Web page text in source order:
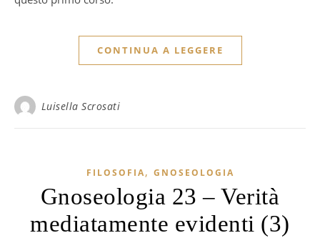
CONTINUA A LEGGERE
Luisella Scrosati
FILOSOFIA, GNOSEOLOGIA
Gnoseologia 23 – Verità
mediatamente evidenti (3)